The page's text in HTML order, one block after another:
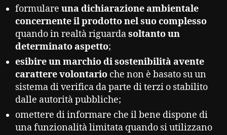
formulare una dichiarazione ambientale
concernente il prodotto nel suo complesso
quando in realtà riguardasoltanto un
determinato aspetto;
esibire un marchio di sostenibilità avente
carattere volontario che non è basato su un
sistema di verifica da parte di terzi o stabilito
dalle autorità pubbliche;
omettere di informare che il bene dispone di
una funzionalità limitata quando si utilizzano